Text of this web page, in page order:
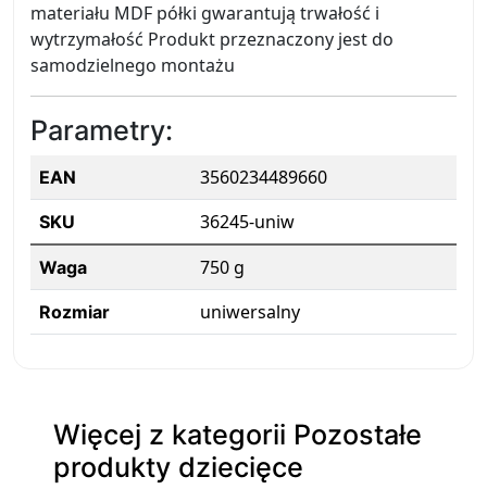
materiału MDF półki gwarantują trwałość i
wytrzymałość Produkt przeznaczony jest do
samodzielnego montażu
Parametry:
EAN 3560234489660
SKU 36245-uniw
Waga 750 g
Rozmiar uniwersalny
Więcej z kategorii Pozostałe
produkty dziecięce